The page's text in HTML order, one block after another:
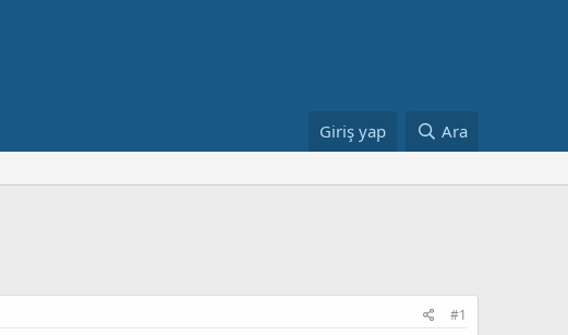
Giriş yap Ara
#1